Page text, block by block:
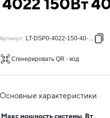
150Вт
Артикул: LT-DSP0-4022-150-40-K02
Сгенерировать QR - код
Основные характеристики
Макс мощность системы, Вт